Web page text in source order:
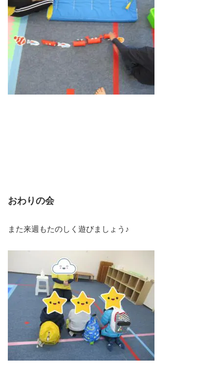
おわりの会
また来週もたのしく遊びましょう♪